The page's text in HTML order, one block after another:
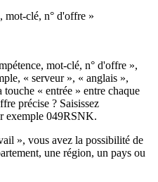
mot-clé, n° d'offre »
mot-clé, n° d'offre »,
« serveur », « anglais »,
touche « entrée » entre chaque
précise ? Saisissez
exemple 049RSNK.
», vous avez la possibilité de
une région, un pays ou